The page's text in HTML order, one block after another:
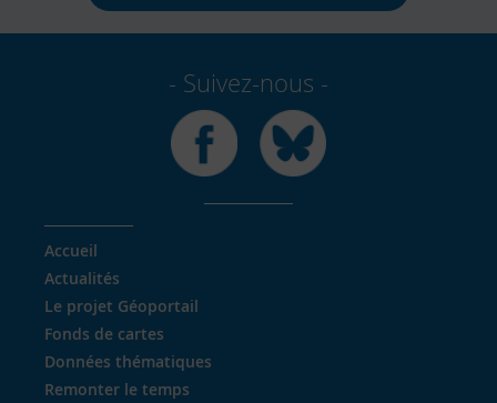
Suivez-nous
Facebook Bluesky
Accueil
Actualités
Le projet Géoportail
Fonds de cartes
Données thématiques
Remonter le temps